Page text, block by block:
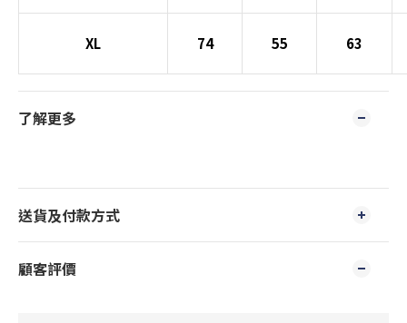
XL 74 55 63
了解更多
送貨及付款方式
顧客評價